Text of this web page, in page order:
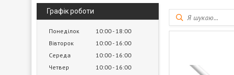
Графік роботи
Понеділок 10:00 18:00
Вівторок
10:00 16:00
Середа
10:00 16:00
Четвер
10:00 16:00